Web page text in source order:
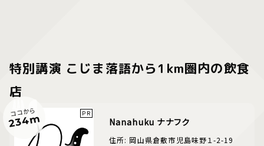
特別講演 こじま落語から1km圏内の飲食
店
ココから
234m Nanahuku ナナフク
住所: 岡山県倉敷市児島味野１-2-19